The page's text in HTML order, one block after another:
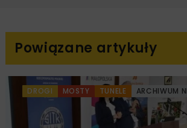
Powiązane artykuły
DROGI MOSTY TUNELE ARCHIWUM